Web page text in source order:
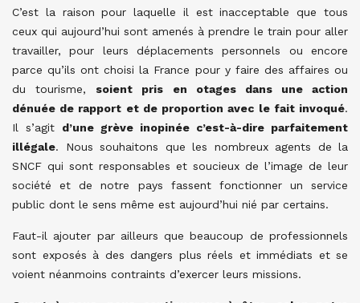
C’est la raison pour laquelle il est inacceptable que tous
ceux qui aujourd’hui sont amenés à prendre le train pour aller
travailler, pour leurs déplacements personnels ou encore
parce qu’ils ont choisi la France pour y faire des affaires ou
du tourisme, soient pris en otages dans une action
dénuée de rapport et de proportion avec le fait invoqué.
Il s’agit d’une grève inopinée c’est-à-dire parfaitement
illégale. Nous souhaitons que les nombreux agents de la
SNCF qui sont responsables et soucieux de l’image de leur
société et de notre pays fassent fonctionner un service
public dont le sens même est aujourd’hui nié par certains.
Faut-il ajouter par ailleurs que beaucoup de professionnels
sont exposés à des dangers plus réels et immédiats et se
voient néanmoins contraints d’exercer leurs missions.